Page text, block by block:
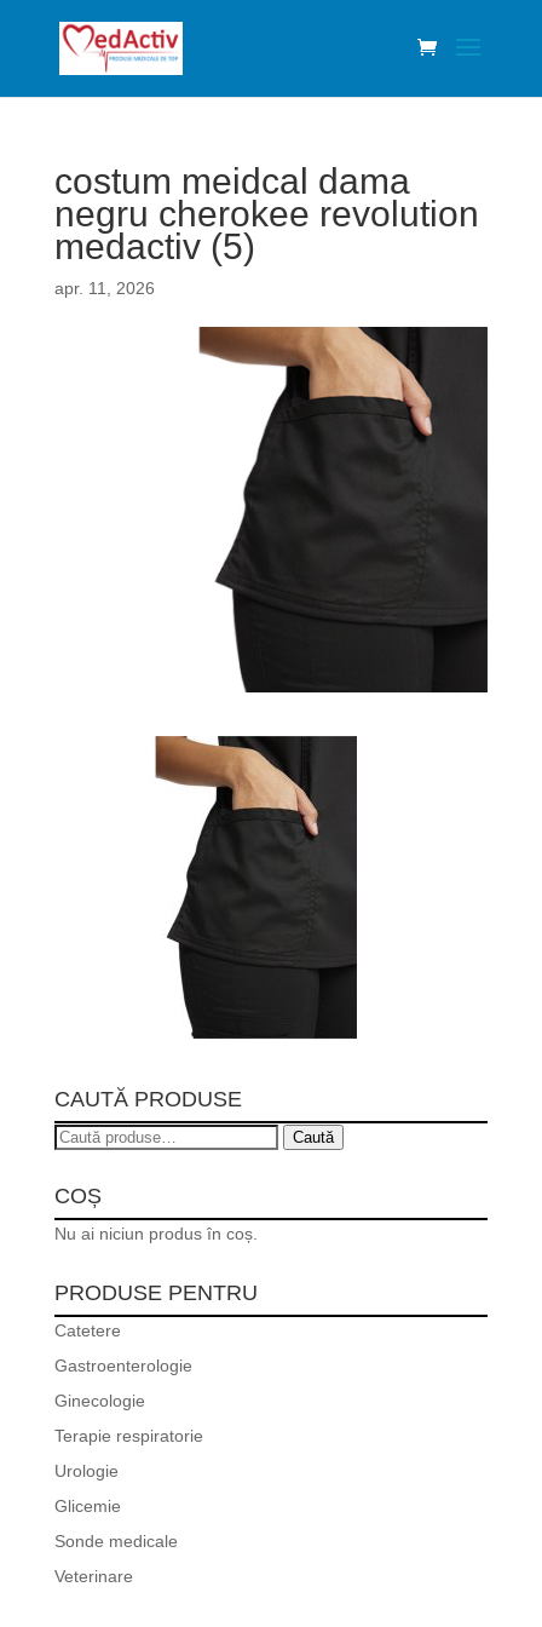
costum meidcal dama
negru cherokee revolution
medactiv (5)
apr. 11, 2026
CAUTĂ PRODUSE
Caută
Caută
COȘ
Nu ai niciun produs în coș.
PRODUSE PENTRU
Catetere
Gastroenterologie
Ginecologie
Terapie respiratorie
Urologie
Glicemie
Sonde medicale
Veterinare